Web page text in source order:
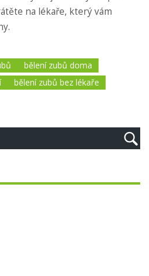
na lékaře, který vám
bělení zubů doma
bělení zubů bez lékaře